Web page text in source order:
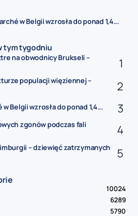
w Belgii wzrosła do ponad 1,4...
tym tygodniu
na obwodnicy Brukseli –
populacji więziennej –
Belgii wzrosła do ponad 1,4...
zgonów podczas fali
– dziewięć zatrzymanych
10024
6289
5790